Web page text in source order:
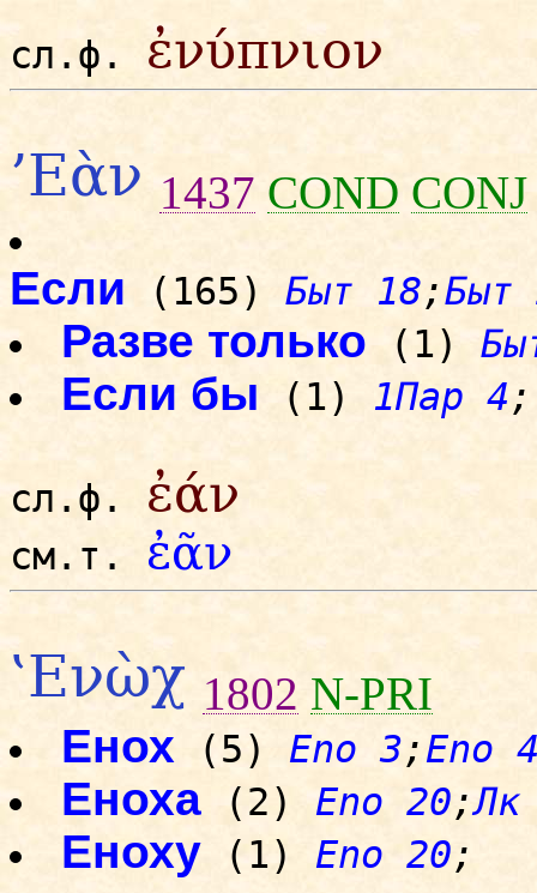
сл.ф. ἐνύπνιον
’Εὰν 1437 COND CONJ
Если (165) Быт 18;Быт
Разве только (1)
Если бы (1) 1Пар 4;
сл.ф. ἐάν
см.т. ἐᾶν
‛Ενὼχ 1802 N-PRI
Енох (5) Eno 3;Eno
Еноха(2) Eno 20;Лк
Еноху(1) Eno 20;